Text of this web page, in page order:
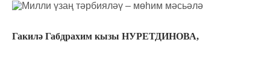
Гакилә Габдрахим кызы НУРЕТДИНОВА,